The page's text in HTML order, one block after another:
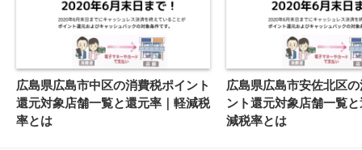
広島県広島市中区の消費税ポイント
還元対象店舗一覧と還元率｜軽減税
率とは
広島県広島市安佐北区
ント還元対象店舗一覧
減税率とは